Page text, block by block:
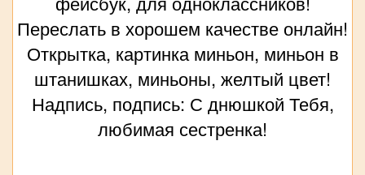
Переслать в хорошем качестве онлайн!
Открытка, картинка миньон, миньон в
штанишках, миньоны, желтый цвет!
Надпись, подпись: С днюшкой Тебя,
любимая сестренка!